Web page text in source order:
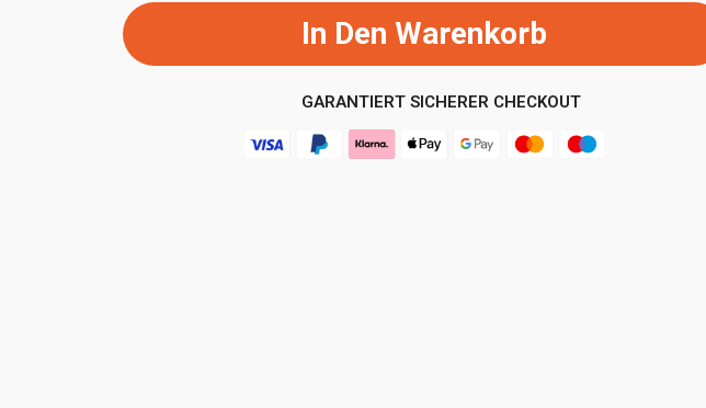
In Den Warenkorb
GARANTIERT SICHERER CHECKOUT